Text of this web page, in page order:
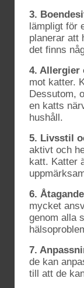
3.
lämpligt för
planerar att
det finns
4. Allergier
mot katter.
Dessutom,
en katts
hushåll.
5. Livsstil
aktivt och
katt. Katter
6.
mycket
genom alla
7.
de kan
till att de